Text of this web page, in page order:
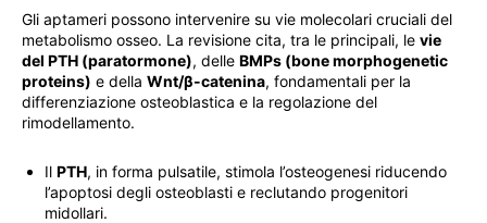
Gli aptameri possono intervenire su vie molecolari cruciali del
metabolismo osseo. La revisione cita, tra le principali, le vie
del PTH (paratormone), delle BMPs (bone morphogenetic
proteins) e della Wnt/β-catenina, fondamentali per la
differenziazione osteoblastica e la regolazione del
rimodellamento.
Il PTH, in forma pulsatile, stimola l’osteogenesi riducendo
l’apoptosi degli osteoblasti e reclutando progenitori
midollari.